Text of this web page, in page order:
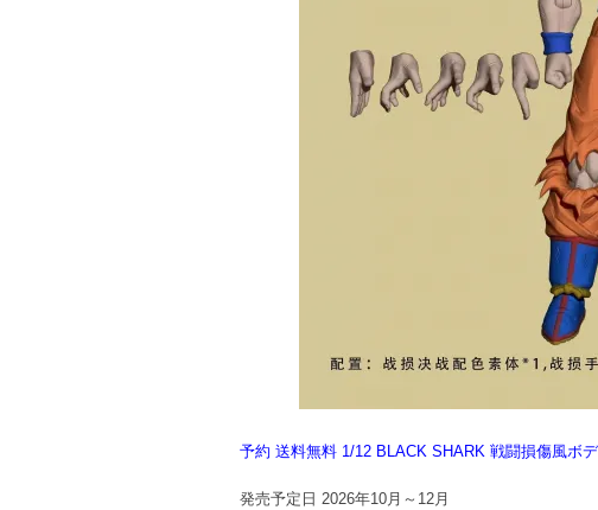
予約 送料無料 1/12 BLACK SHARK 戦闘損傷風ボ
発売予定日 2026年10月～12月